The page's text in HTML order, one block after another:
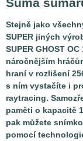
Stejně jako
SUPER jiných
SUPER GHOST
náročnějším
hraní v rozlišení
s ním vystačíte i
raytracing.
paměti o kapacitě
pak můžete
pomocí